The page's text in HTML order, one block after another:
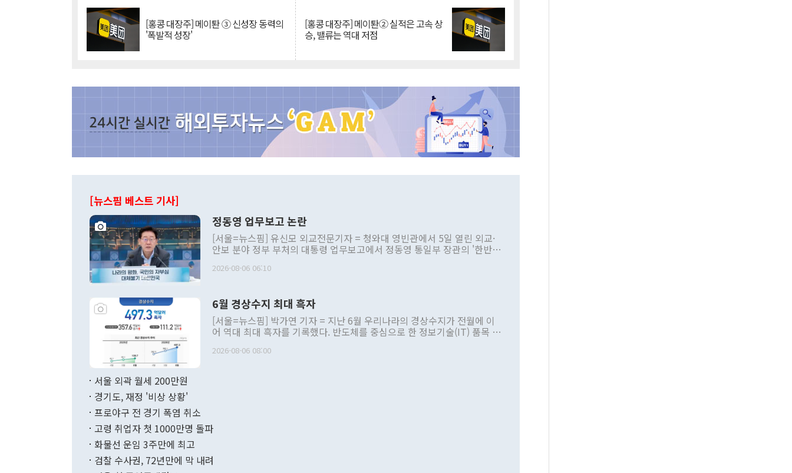
[홍콩 대장주] 메이퇀 ③ 신성장 동력의
'폭발적 성장'
[홍콩 대장주] 메이퇀② 실적은 고속 상
승, 밸류는 역대 저점
[뉴스핌 베스트 기사]
정동영 업무보고 논란
[서울=뉴스핌] 유신모 외교전문기자 = 청와대 영빈관에서 5일 열린 외교·
안보 분야 정부 부처의 대통령 업무보고에서 정동영 통일부 장관의 '한반도
발언 중에는 정부 내 조율을 거치지 않은 사안을 정책으로 추진하겠다고 공
주의적 희망에 근거한 비현실적 구상'이라는 비판을 내놨다. 그동안 정 장
관의 대북 정책 관련 발언이 물의를 빚은 적은 여러 번 있지만 대통령과 유
관 부처 장관이 공개적으로 부정적 입장을 표명한 것은 이례적이다. 정 장
관의 무리한 대북 접근법과 월권을 제어해야 한다는 목소리도 높아지고 있
다. [정동영 통일부 장관이 지난달 23일 오후 서울 종로구 정부서울청사에
무너졌다고도 했다. 또 "현 시점에서 흘러간 선(先)비핵화만 되뇌는 것은
함께 4자 대화의 동력을 확보하기 위해 최선을 다할 것"이라고 말했다. 하
2026-08-06 06:10
6월 경상수지 최대 흑자
[서울=뉴스핌] 박가연 기자 = 지난 6월 우리나라의 경상수지가 전월에 이
어 역대 최대 흑자를 기록했다. 반도체를 중심으로 한 정보기술(IT) 품목 수
료=한국은행] 한국은행이 6일 발표한 '2026년 6월 국제수지(잠정)'에 따르
며 월간 기준 처음으로 1000억달러를 넘어섰다. 상품수입은 644억8000만
196.9% 급증했고 컴퓨터·주변기기(SSD)는 282.7% 증가했다. IT 품목
수출은 160.4% 늘었으며 비IT 품목도 ▲석유제품(47.5%) ▲화공품
2026-08-06 08:00
서울 외곽 월세 200만원
경기도, 재정 '비상 상황'
프로야구 전 경기 폭염 취소
고령 취업자 첫 1000만명 돌파
화물선 운임 3주만에 최고
검찰 수사권, 72년만에 막 내려